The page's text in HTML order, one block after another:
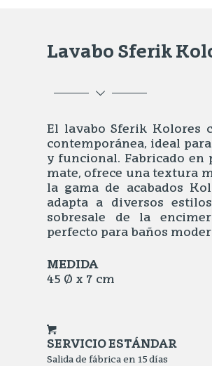
Lavabo Sferik
El lavabo Sferik Kolores
contemporánea, ideal
y funcional. Fabricado en
mate, ofrece una textura
la gama de acabados
adapta a diversos
sobresale de la
perfecto para baños
MEDIDA
45 Ø x 7 cm
SERVICIO ESTÁNDAR
Salida de fábrica en 15 días